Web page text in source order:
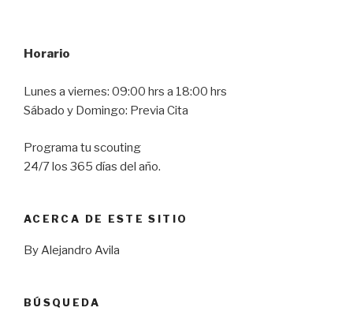
Horario
Lunes a viernes: 09:00 hrs a 18:00 hrs
Sábado y Domingo: Previa Cita
Programa tu scouting
24/7 los 365 días del año.
ACERCA DE ESTE SITIO
By Alejandro Avila
BÚSQUEDA